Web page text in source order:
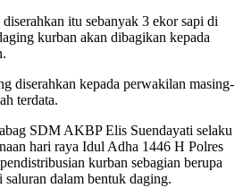
itu sebanyak 3 ekor sapi di
kurban akan dibagikan kepada
diserahkan kepada perwakilan masing-
terdata.
SDM AKBP Elis Suendayati selaku
hari raya Idul Adha 1446 H Polres
kurban sebagian berupa
dalam bentuk daging.